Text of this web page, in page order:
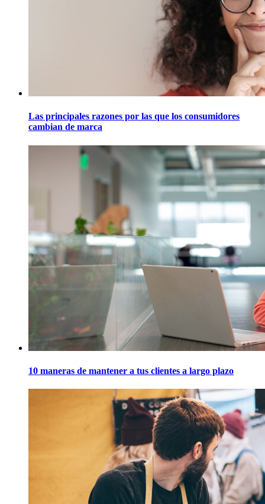
Las principales razones por las que los consumidores
cambian de marca
10 maneras de mantener a tus clientes a largo plazo